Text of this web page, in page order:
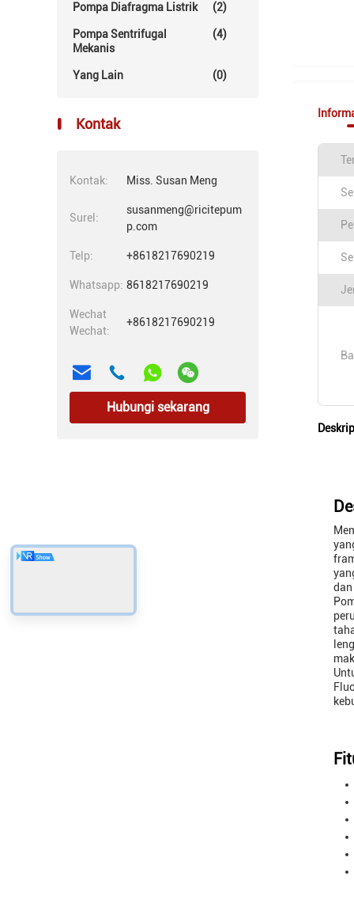
Pompa Diafragma Listrik (2)
Pompa Sentrifugal
Mekanis
(4)
Yang Lain (0)
Kontak
Kontak: Miss. Susan Meng
Surel:
susanmeng@ricitepum
p.com
Telp: +8618217690219
Whatsapp: 8618217690219
Wechat
Wechat:
+8618217690219
Hubungi sekarang